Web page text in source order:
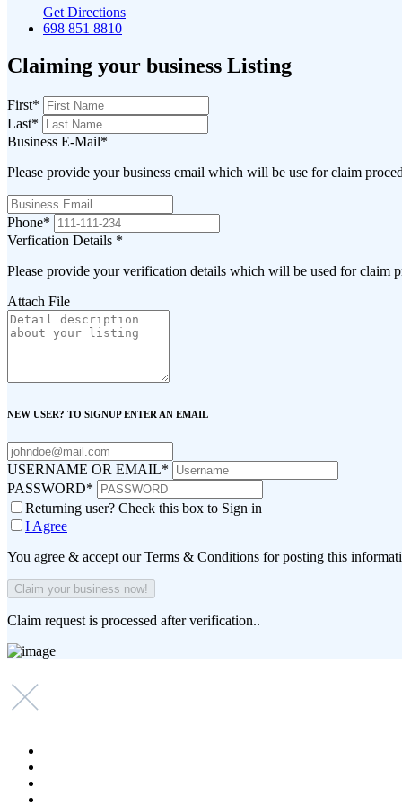
Get Directions
698 851 8810
Claiming your business Listing
First*
Last*
Business E-Mail*
Please provide your business email which will be use for claim
Phone*
Verfication Details *
Please provide your verification details which will be used for claim
Attach File
NEW USER? TO SIGNUP ENTER AN EMAIL
USERNAME OR EMAIL*
PASSWORD*
Returning user? Check this box to Sign in
I Agree
You agree & accept our Terms & Conditions for posting this
Claim request is processed after verification..